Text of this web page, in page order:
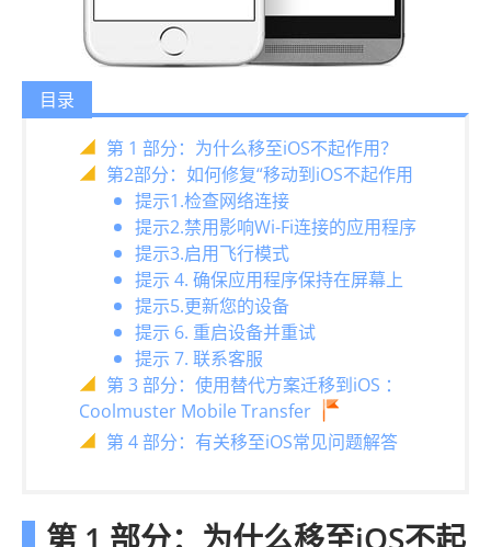
目录
第 1 部分：为什么移至iOS不起作用？
第2部分：如何修复“移动到iOS不起作用
提示1.检查网络连接
提示2.禁用影响Wi-Fi连接的应用程序
提示3.启用飞行模式
提示 4. 确保应用程序保持在屏幕上
提示5.更新您的设备
提示 6. 重启设备并重试
提示 7. 联系客服
第 3 部分：使用替代方案迁移到iOS ：
Coolmuster Mobile Transfer
第 4 部分：有关移至iOS常见问题解答
第 1 部分：为什么移至iOS不起